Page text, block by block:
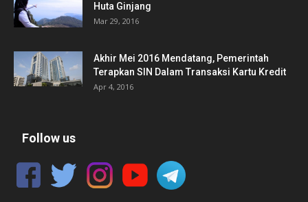
Huta Ginjang
Mar 29, 2016
Akhir Mei 2016 Mendatang, Pemerintah
Terapkan SIN Dalam Transaksi Kartu Kredit
Apr 4, 2016
Follow us